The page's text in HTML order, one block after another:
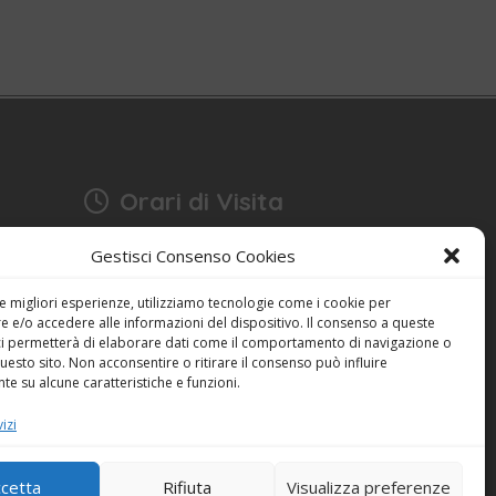
Gestisci Consenso Cookies
migliori esperienze, utilizziamo tecnologie come i cookie per
e/o accedere alle informazioni del dispositivo. Il consenso a queste
permetterà di elaborare dati come il comportamento di navigazione o
sito. Non acconsentire o ritirare il consenso può influire
su alcune caratteristiche e funzioni.
Rifiuta Visualizza preferenze
Orari di Visita
17:15 - 18:30
Festività escluse
Dichiarazione sulla Privacy (UE)
Cookie Policy (UE)
by ENKEY